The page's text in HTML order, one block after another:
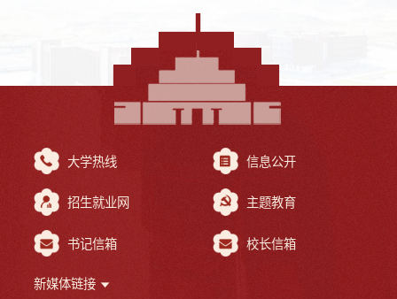
大学热线 信息公开
招生就业网 主题教育
书记信箱 校长信箱
新媒体链接